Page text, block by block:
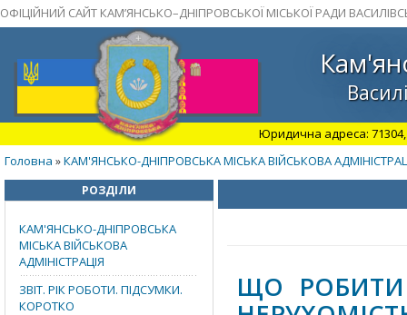
ОФІЦІЙНИЙ САЙТ КАМ’ЯНСЬКО–ДНІПРОВСЬКОЇ МІСЬКОЇ РАДИ
Юридична адреса: 71304,
Головна »КАМ'ЯНСЬКО-ДНІПРОВСЬКА МІСЬКА ВІЙСЬКОВА
РОЗДІЛИ
КАМ'ЯНСЬКО-ДНІПРОВСЬКА
МІСЬКА ВІЙСЬКОВА
АДМІНІСТРАЦІЯ
ЗВІТ. РІК РОБОТИ. ПІДСУМКИ.
КОРОТКО
ЩО РОБИТИ